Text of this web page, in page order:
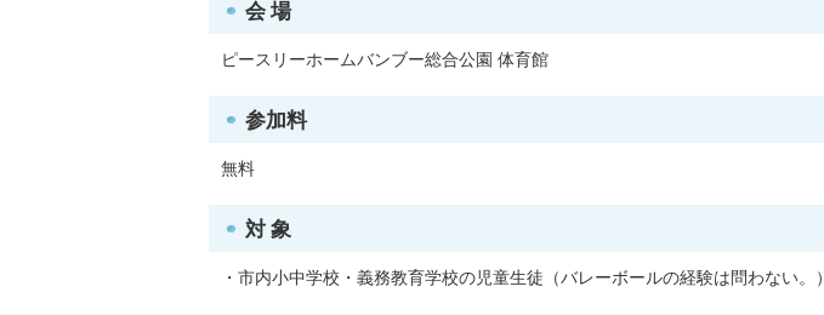
会 場
ピースリーホームバンブー総合公園 体育館
参加料
無料
対 象
・市内小中学校・義務教育学校の児童生徒（バレーボールの経験は問わない。）